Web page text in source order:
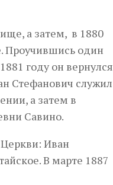
а затем, в 1880
Проучившись один
году он вернулся
Стефанович служил
а затем в
Савино.
Иван
В марте 1887